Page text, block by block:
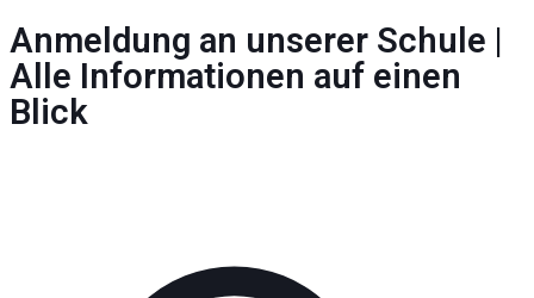
Anmeldung an unserer Schule |
Alle Informationen auf einen
Blick